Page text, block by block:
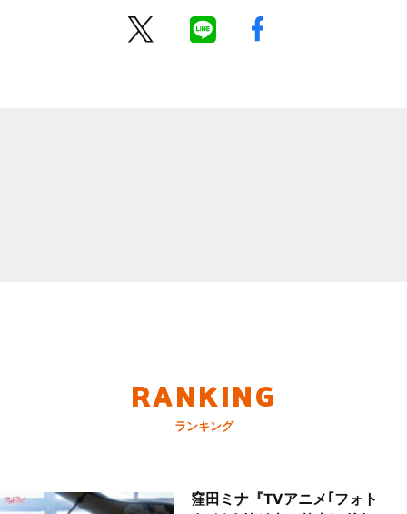
RANKING
ランキング
窪田ミナ『TVアニメ｢フォト